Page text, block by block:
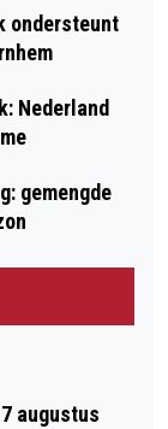
ondersteunt
Nederland
gemengde
augustus